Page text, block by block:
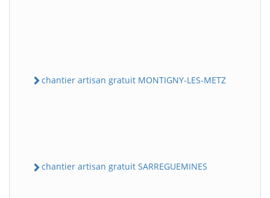
chantier artisan gratuit MONTIGNY-LES-METZ
chantier artisan gratuit SARREGUEMINES